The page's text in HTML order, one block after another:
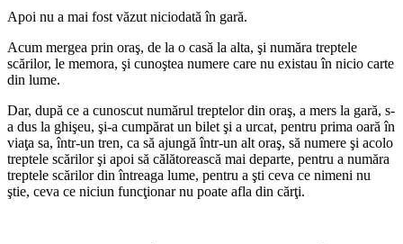
Apoi nu a mai fost văzut niciodată în gară.
Acum mergea prin oraş, de la o casă la alta, şi număra treptele
scărilor, le memora, şi cunoştea numere care nu existau în nicio carte
din lume.
Dar, după ce a cunoscut numărul treptelor din oraş, a mers la gară, s-
a dus la ghişeu, şi-a cumpărat un bilet şi a urcat, pentru prima oară în
viaţa sa, într-un tren, ca să ajungă într-un alt oraş, să numere şi acolo
treptele scărilor şi apoi să călătorească mai departe, pentru a număra
treptele scărilor din întreaga lume, pentru a şti ceva ce nimeni nu
ştie, ceva ce niciun funcţionar nu poate afla din cărţi.